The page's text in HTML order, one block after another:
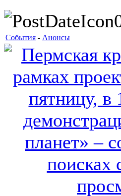
События - Анонсы